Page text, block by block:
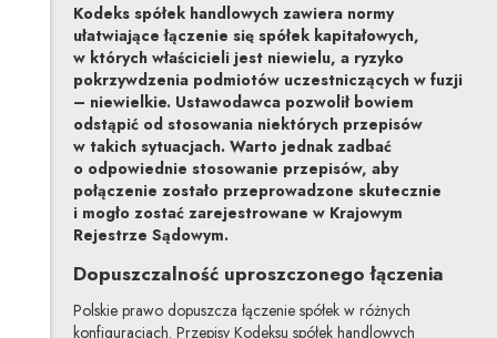
Kodeks spółek handlowych zawiera normy
ułatwiające łączenie się spółek kapitałowych,
w których właścicieli jest niewielu, a ryzyko
pokrzywdzenia podmiotów uczestniczących w fuzji
– niewielkie. Ustawodawca pozwolił bowiem
odstąpić od stosowania niektórych przepisów
w takich sytuacjach. Warto jednak zadbać
o odpowiednie stosowanie przepisów, aby
połączenie zostało przeprowadzone skutecznie
i mogło zostać zarejestrowane w Krajowym
Rejestrze Sądowym.
Dopuszczalność uproszczonego łączenia
Polskie prawo dopuszcza łączenie spółek w różnych
konfiguracjach. Przepisy Kodeksu spółek handlowych